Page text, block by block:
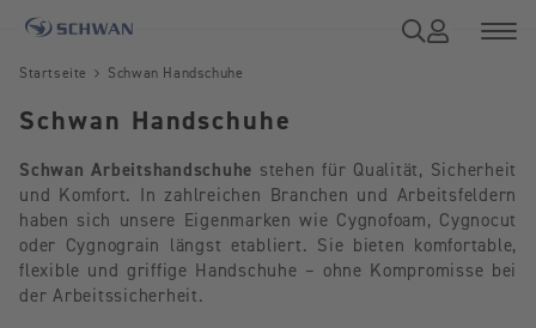
Startseite Schwan Handschuhe
Schwan Handschuhe
Schwan Arbeitshandschuhe stehen für Qualität, Sicherheit
und Komfort. In zahlreichen Branchen und Arbeitsfeldern
haben sich unsere Eigenmarken wie Cygnofoam, Cygnocut
oder Cygnograin längst etabliert. Sie bieten komfortable,
flexible und griffige Handschuhe – ohne Kompromisse bei
der Arbeitssicherheit.